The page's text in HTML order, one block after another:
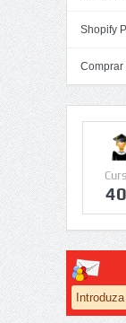
Shopify
Comprar